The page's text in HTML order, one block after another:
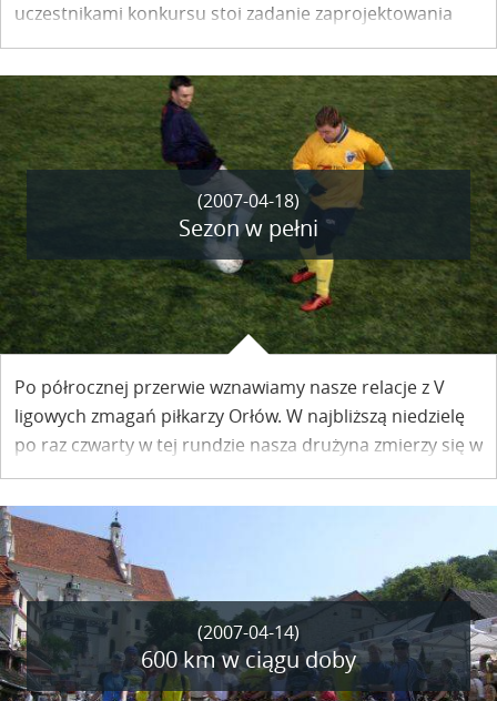
uczestnikami konkursu stoi zadanie zaprojektowania
toalety w konkretnym miejscu i oparciu o realne
warunki. Tematem konkursu jest projekt koncepcyjny
toalety publicznej wolnostojącej w Kazimierzu Dolnym.
(2007-04-18)
Sezon w pełni
Po półrocznej przerwie wznawiamy nasze relacje z V
ligowych zmagań piłkarzy Orłów. W najbliższą niedzielę
po raz czwarty w tej rundzie nasza drużyna zmierzy się w
boju o punkty. Na wiosnę mieliśmy już wszystko:
przegraną, zwycięstwo i remis. W meczu z Opolaninem
czekamy na zdecydowane rozwiązania...
(2007-04-14)
600 km w ciągu doby